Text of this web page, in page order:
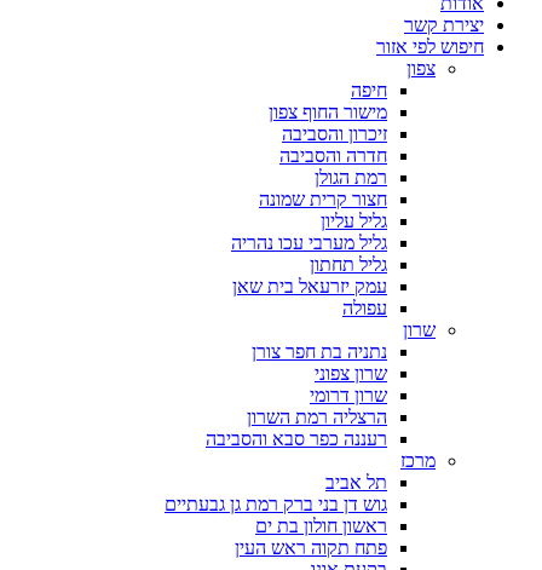
יצירת קשר
חיפוש לפי אזור
צפון
חיפה
מישור החוף צפון
זיכרון והסביבה
חדרה והסביבה
רמת הגולן
חצור קרית שמונה
גליל עליון
גליל מערבי עכו נהריה
גליל תחתון
עמק יזרעאל בית שאן
עפולה
שרון
נתניה בת חפר צורן
שרון צפוני
שרון דרומי
הרצליה רמת השרון
רעננה כפר סבא והסביבה
מרכז
תל אביב
גוש דן בני ברק רמת גן גבעתיים
ראשון חולון בת ים
פתח תקוה ראש העין